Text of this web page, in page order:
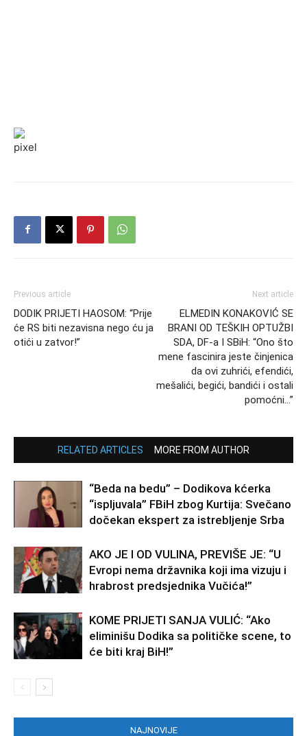
Previous article
DODIK PRIJETI HAOSOM: “Prije
će RS biti nezavisna nego ću ja
otići u zatvor!”
Next article
ELMEDIN KONAKOVIĆ SE
BRANI OD TEŠKIH OPTUŽBI
SDA, DF-a I SBiH: “Ono što
mene fascinira jeste činjenica
da ovi zuhrići, efendići,
mešalići, begići, bandići i ostali
pomoćni…”
RELATED ARTICLES MORE FROM AUTHOR
“Beda na bedu” – Dodikova kćerka
“ispljuvala” FBiH zbog Kurtija: Svečano
dočekan ekspert za istrebljenje Srba
AKO JE I OD VULINA, PREVIŠE JE: “U
Evropi nema državnika koji ima vizuju i
hrabrost predsjednika Vučića!”
KOME PRIJETI SANJA VULIĆ: “Ako
eliminišu Dodika sa političke scene, to
će biti kraj BiH!”
NAJNOVIJE